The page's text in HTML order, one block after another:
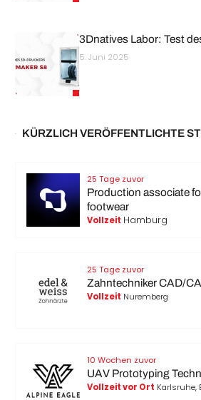
3Dnatives Labor: Test
5. Juni 2025
KÜRZLICH VERÖFFENTLICHTE
25 Tage zuvor
Production associate
footwear
Vollzeit Hamburg
25 Tage zuvor
Zahntechniker CAD/
Vollzeit Nuremberg
10 Wochen zuvor
UAV Prototyping
Vollzeit vor Ort Karlsruhe,